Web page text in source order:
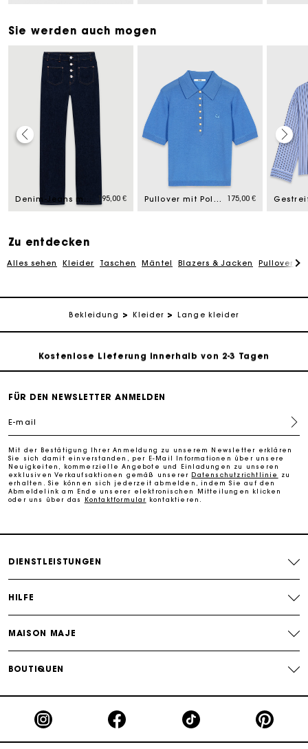
Sie werden auch mogen
Denim-Jeans mit Taschen 195,00 € Pullover mit Polokragen 175,00 €
Zu entdecken
Alles sehen Kleider Taschen Mäntel Blazers & Jacken Pullover &
Bekleidung Kleider Lange kleider
Die Maje-Geschenkkarte: Die beste Möglichkeit, das
perfekte Geschenk zu machen
Kostenlose Lieferung innerhalb von 2-3 Tagen
PayPal - Bezahlung nach 30 Tagen
perfekte Geschenk zu machen
Kostenlose Lieferung innerhalb von 2-3 Tagen
PayPal - Bezahlung nach 30 Tagen
Die Maje-Geschenkkarte: Die beste Möglichkeit, das
perfekte Geschenk zu machen
FÜR DEN NEWSLETTER ANMELDEN
E-mail
Mit der Bestätigung Ihrer Anmeldung zu unserem Newsletter erklären
Sie sich damit einverstanden, per E-Mail Informationen über unsere
Neuigkeiten, kommerzielle Angebote und Einladungen zu unseren
exklusiven Verkaufsaktionen gemäß unserer Datenschutzrichtlinie
zu
erhalten. Sie können sich jederzeit abmelden, indem Sie auf den
Abmeldelink am Ende unserer elektronischen Mitteilungen klicken
oder uns über das
Kontaktformular kontaktieren.
DIENSTLEISTUNGEN
HILFE
MAISON MAJE
BOUTIQUEN